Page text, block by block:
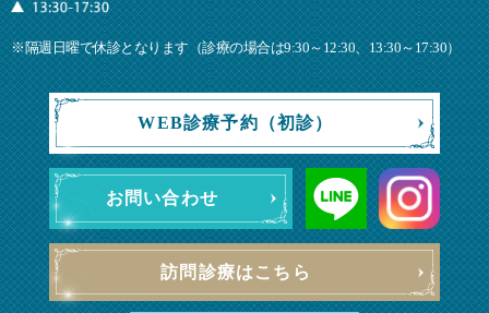
※隔週日曜で休診となります（診療の場合は9:30～12:30、13:30～17:30）
WEB診療予約（初診）
お問い合わせ
訪問診療はこちら